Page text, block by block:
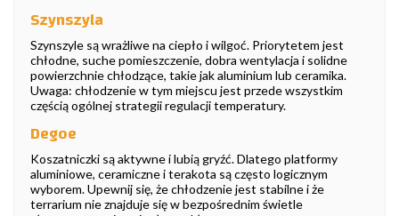
Szynszyla
Szynszyle są wrażliwe na ciepło i wilgoć. Priorytetem jest
chłodne, suche pomieszczenie, dobra wentylacja i solidne
powierzchnie chłodzące, takie jak aluminium lub ceramika.
Uwaga: chłodzenie w tym miejscu jest przede wszystkim
częścią ogólnej strategii regulacji temperatury.
Degoe
Koszatniczki są aktywne i lubią gryźć. Dlatego platformy
aluminiowe, ceramiczne i terakota są często logicznym
wyborem. Upewnij się, że chłodzenie jest stabilne i że
terrarium nie znajduje się w bezpośrednim świetle